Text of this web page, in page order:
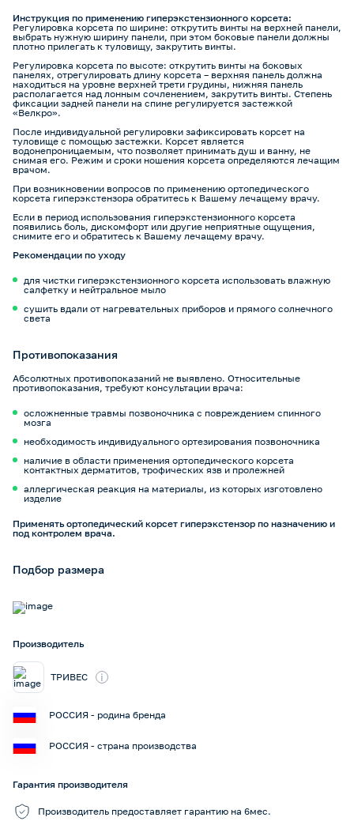
Инструкция по применению гиперэкстензионного корсета:
Регулировка корсета по ширине: открутить винты на верхней панели,
выбрать нужную ширину панели, при этом боковые панели должны
плотно прилегать к туловищу, закрутить винты.
Регулировка корсета по высоте: открутить винты на боковых
панелях, отрегулировать длину корсета – верхняя панель должна
находиться на уровне верхней трети грудины, нижняя панель
располагается над лонным сочленением, закрутить винты. Степень
фиксации задней панели на спине регулируется застежкой
«Велкро».
После индивидуальной регулировки зафиксировать корсет на
туловище с помощью застежки. Корсет является
водонепроницаемым, что позволяет принимать душ и ванну, не
снимая его. Режим и сроки ношения корсета определяются лечащим
врачом.
При возникновении вопросов по применению ортопедического
корсета гиперэкстензора обратитесь к Вашему лечащему врачу.
Если в период использования гиперэкстензионного корсета
появились боль, дискомфорт или другие неприятные ощущения,
снимите его и обратитесь к Вашему лечащему врачу.
Рекомендации по уходу
для чистки гиперэкстензионного корсета использовать влажную
салфетку и нейтральное мыло
сушить вдали от нагревательных приборов и прямого солнечного
света
Противопоказания
Абсолютных противопоказаний не выявлено. Относительные
противопоказания, требуют консультации врача:
осложненные травмы позвоночника с повреждением спинного
мозга
необходимость индивидуального ортезирования позвоночника
наличие в области применения ортопедического корсета
контактных дерматитов, трофических язв и пролежней
аллергическая реакция на материалы, из которых изготовлено
изделие
Применять ортопедический корсет гиперэкстензор по назначению и
под контролем врача.
Подбор размера
Производитель
ТРИВЕС i
РОССИЯ - родина бренда
РОССИЯ - страна производства
Гарантия производителя
Производитель предоставляет гарантию на 6мес.